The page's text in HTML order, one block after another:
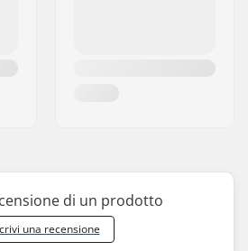
di un prodotto
una recensione